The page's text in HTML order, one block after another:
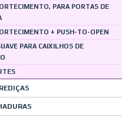
PARA PORTAS DE
+ PUSH-TO-OPEN
PARA CAIXILHOS DE